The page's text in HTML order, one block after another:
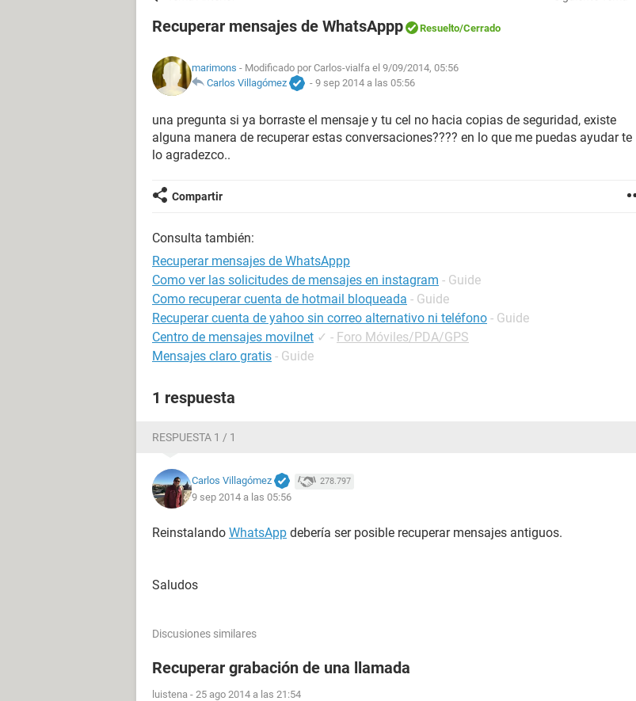
Recuperar mensajes de WhatsAppp Resuelto/Cerrado
marimons - Modificado por Carlos-vialfa el 9/09/2014, 05:56
Carlos Villagómez
- 9 sep 2014 a las 05:56
una pregunta si ya borraste el mensaje y tu cel no hacia copias de seguridad, existe
alguna manera de recuperar estas conversaciones???? en lo que me puedas ayudar te
lo agradezco..
Compartir
Consulta también:
Recuperar mensajes de WhatsAppp
Como ver las solicitudes de mensajes en instagram - Guide
Como recuperar cuenta de hotmail bloqueada - Guide
Recuperar cuenta de yahoo sin correo alternativo ni teléfono - Guide
Centro de mensajes movilnet ✓ - Foro Móviles/PDA/GPS
Mensajes claro gratis - Guide
1 respuesta
RESPUESTA 1 / 1
Carlos Villagómez 278.797
9 sep 2014 a las 05:56
Reinstalando WhatsApp debería ser posible recuperar mensajes antiguos.
Saludos
Discusiones similares
Recuperar grabación de una llamada
luistena - 25 ago 2014 a las 21:54